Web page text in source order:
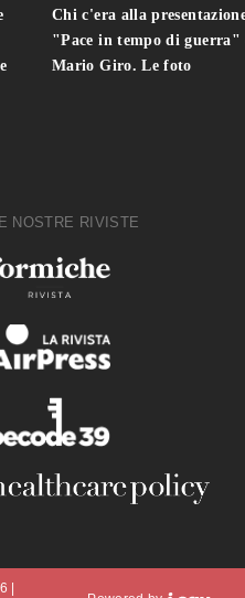
Chi c'era alla
"Pace in tempo di guerra"
Mario Giro. Le foto
NOSTRE RIVISTE
|